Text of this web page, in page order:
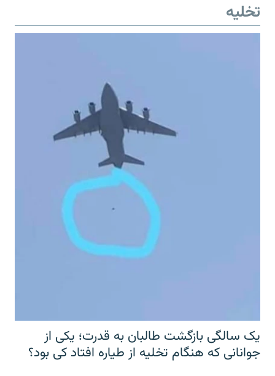
تخلیه
یک سالگی بازگشت طالبان به قدرت؛ یکی از
جوانانی که هنگام تخلیه از طیاره افتاد کی بود؟